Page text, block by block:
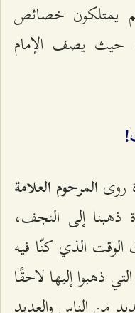
يمتلكون خصائص
حيث يصف الإمام
روى المرحوم العلامة
ذهبنا إلى النجف،
الذي كنّا فيه
ذهبوا إليها لاحقًا
من الناس والعديد